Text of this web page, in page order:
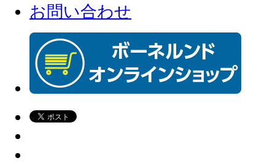
お問い合わせ